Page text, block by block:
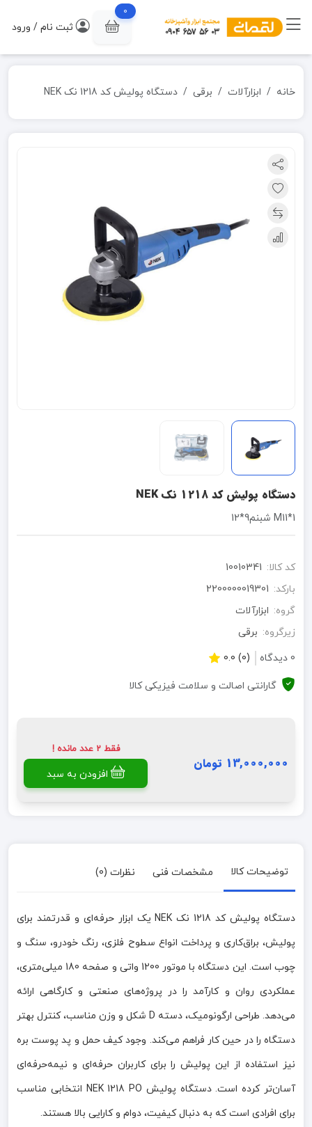
0
ثبت نام / ورود
خانه ابزارآلات برقی دستگاه پولیش کد 1218 نک NEK
دستگاه پولیش کد 1218 نک NEK
1*M11 شبنم9*12
کد کالا: 10010341
بارکد: 2200000019301
گروه: ابزارآلات
زیرگروه: برقی
0 دیدگاه
(0) 0.0
گارانتی اصالت و سلامت فیزیکی کالا
13,000,000 تومان
فقط 2 عدد مانده !
افزودن به سبد
توضیحات کالا مشخصات فنی نظرات (0)
دستگاه پولیش کد 1218 نک NEK یک ابزار حرفه‌ای و قدرتمند برای
پولیش، براق‌کاری و پرداخت انواع سطوح فلزی، رنگ خودرو، سنگ و
چوب است. این دستگاه با موتور 1200 واتی و صفحه 180 میلی‌متری،
عملکردی روان و کارآمد را در پروژه‌های صنعتی و کارگاهی ارائه
می‌دهد. طراحی ارگونومیک، دسته D شکل و وزن مناسب، کنترل بهتر
دستگاه را در حین کار فراهم می‌کند. وجود کیف حمل و پد پوست بره
نیز استفاده از این پولیش را برای کاربران حرفه‌ای و نیمه‌حرفه‌ای
آسان‌تر کرده است. دستگاه پولیش NEK 1218 PO انتخابی مناسب
برای افرادی است که به دنبال کیفیت، دوام و کارایی بالا هستند.